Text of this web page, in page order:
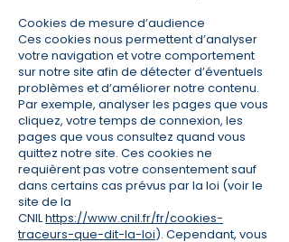
Cookies de mesure d’audience
Ces cookies nous permettent d’analyser
votre navigation et votre comportement
sur notre site afin de détecter d’éventuels
problèmes et d’améliorer notre contenu.
Par exemple, analyser les pages que vous
cliquez, votre temps de connexion, les
pages que vous consultez quand vous
quittez notre site. Ces cookies ne
requièrent pas votre consentement sauf
dans certains cas prévus par la loi (voir le
site de la
CNILhttps://www.cnil.fr/fr/cookies-
traceurs-que-dit-la-loi). Cependant, vous